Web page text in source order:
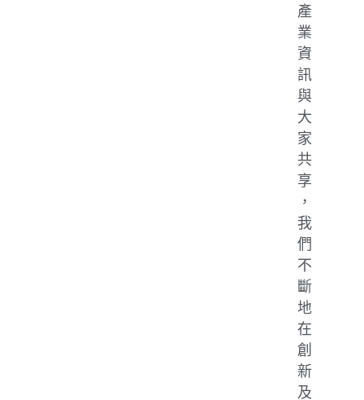
產
業
資
訊
與
大
家
共
享
，
我
們
不
斷
地
在
創
新
及